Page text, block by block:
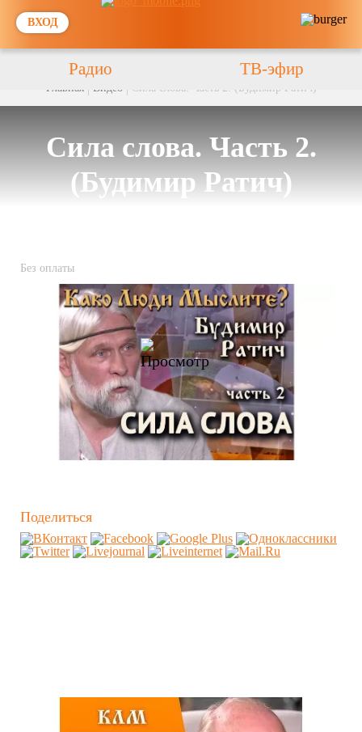
ВХОД
Радио ТВ-эфир
Главная Видео Сила слова. Часть 2. (Будимир Ратич)
Сила слова. Часть 2.
(Будимир Ратич)
Без оплаты
Поделиться